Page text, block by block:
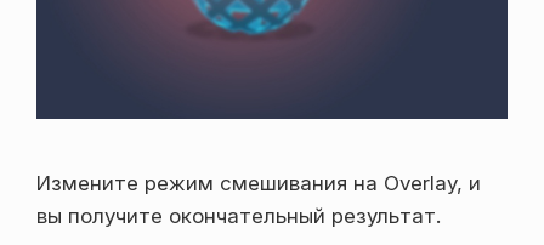
Измените режим смешивания на Overlay, и
вы получите окончательный результат.